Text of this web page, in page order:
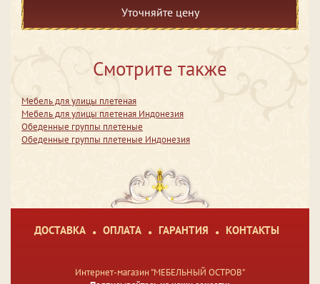
Уточняйте цену
Смотрите также
Мебель для улицы плетеная
Мебель для улицы плетеная Индонезия
Обеденные группы плетеные
Обеденные группы плетеные Индонезия
ДОСТАВКА ОПЛАТА ГАРАНТИЯ КОНТАКТЫ
Интернет-магазин "МЕБЕЛЬНЫЙ ОСТРОВ"